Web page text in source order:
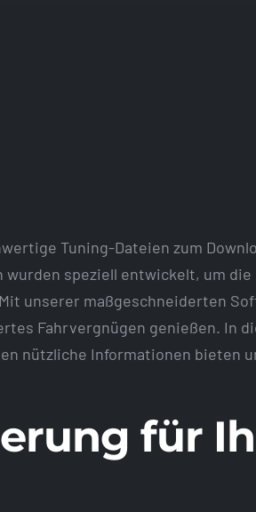
Tuning-Dateien zum
wurden speziell entwickelt, um
unserer maßgeschneiderten
Fahrvergnügen genießen. In
nützliche Informationen bieten
für